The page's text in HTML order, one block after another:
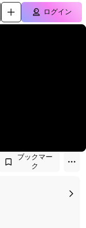
ログイン
ブックマー
ク